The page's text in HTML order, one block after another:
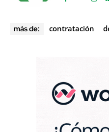
más de: contratación